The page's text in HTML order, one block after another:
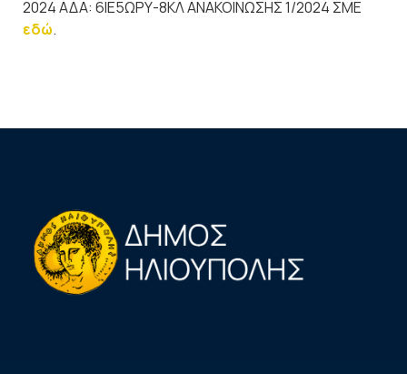
2024 ΑΔΑ: 6ΙΕ5ΩΡΥ-8ΚΛ ΑΝΑΚΟΙΝΩΣΗΣ 1/2024 ΣΜΕ
εδώ.